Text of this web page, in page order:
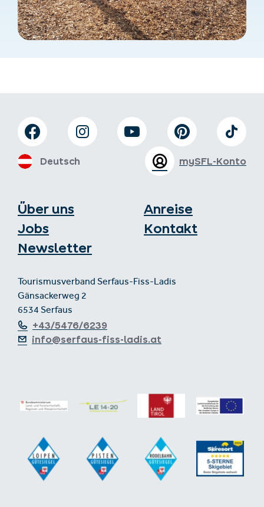
Über uns
Jobs
Newsletter
Anreise
Kontakt
Tourismusverband Serfaus-Fiss-Ladis
Gänsackerweg 2
6534 Serfaus
+43/5476/6239
info@serfaus-fiss-ladis.at
mySFL-Konto
Deutsch